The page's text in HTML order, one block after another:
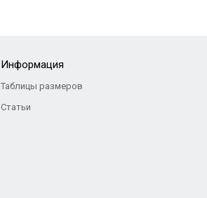
Информация
Таблицы размеров
Статьи